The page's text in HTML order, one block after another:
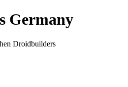
Germany
Droidbuilders